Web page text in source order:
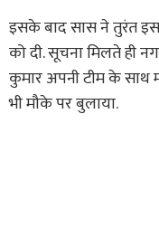
इसके बाद सास ने तुरंत
को दी. सूचना मिलते ही
कुमार अपनी टीम के
भी मौके पर बुलाया.